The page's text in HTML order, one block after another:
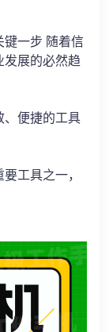
一步 随着信
发展的必然趋
、便捷的工具
工具之一，